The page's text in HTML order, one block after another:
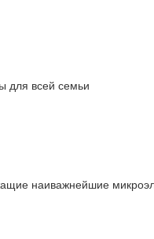
для всей семьи
наиважнейшие